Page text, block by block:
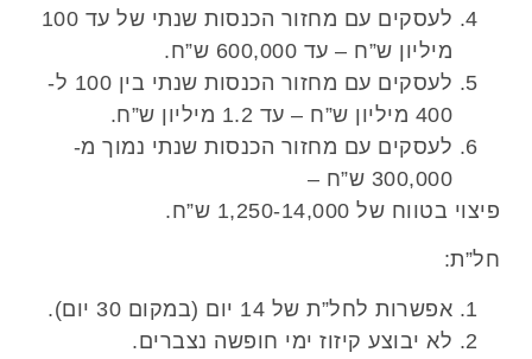
לעסקים עם מחזור הכנסות שנתי של עד 100
מיליון ש”ח – עד 600,000 ש”ח.
לעסקים עם מחזור הכנסות שנתי בין 100 ל-
400 מיליון ש”ח – עד 1.2 מיליון ש”ח.
לעסקים עם מחזור הכנסות שנתי נמוך מ-
300,000 ש”ח –
פיצוי בטווח של 1,250-14,000 ש”ח.
חל”ת:
אפשרות לחל”ת של 14 יום (במקום 30 יום).
לא יבוצע קיזוז ימי חופשה נצברים.